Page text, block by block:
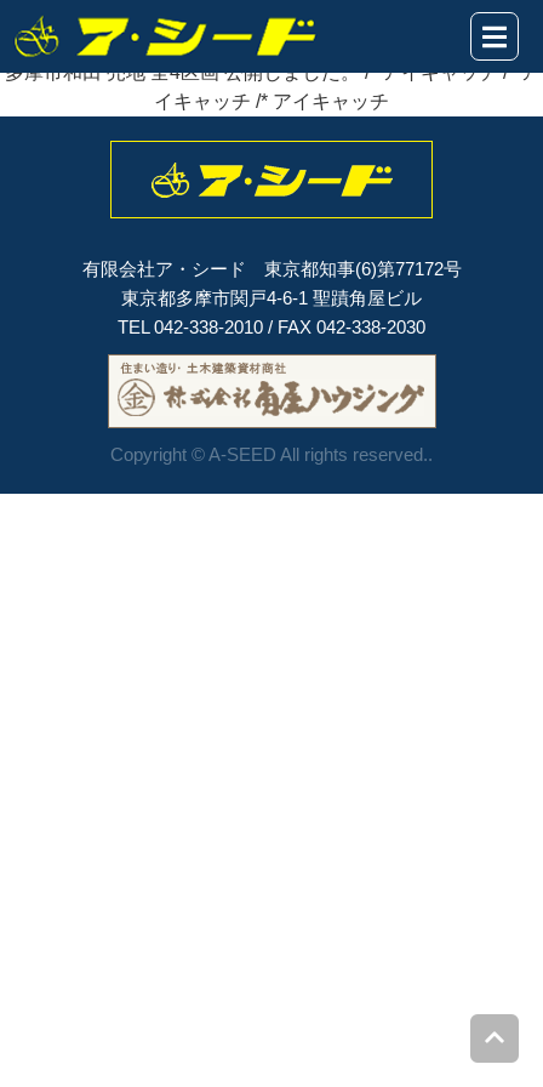
2021年12月12日
多摩市和田 売地 全4区画公開
多摩市和田 売地 全4区画 公開しました。 /* アイキャッチ /* ア
イキャッチ /* アイキャッチ
有限会社ア・シード 東京都知事(6)第77172号
東京都多摩市関戸4-6-1 聖蹟角屋ビル
TEL 042-338-2010 / FAX 042-338-2030
Copyright © A-SEED All rights reserved..